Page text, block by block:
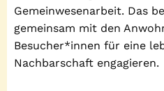
Gemeinwesenarbeit. Das
gemeinsam mit den
Besucher*innen für eine
Nachbarschaft engagieren.